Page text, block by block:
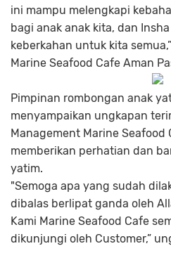
ini mampu melengkapi
bagi anak anak kita, dan
keberkahan untuk kita
Marine Seafood Cafe Aman
Pimpinan rombongan anak
menyampaikan ungkapan
Management Marine Seafood
memberikan perhatian dan
yatim.
"Semoga apa yang sudah
dibalas berlipat ganda oleh
Kami Marine Seafood Cafe
dikunjungi oleh Customer,”